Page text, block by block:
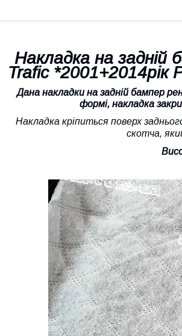
Накладка на задній
Trafic *2001+2014рік
Дана накладки на задній бампер
формі, накладка
Накладка кріпиться поверх
скотча,